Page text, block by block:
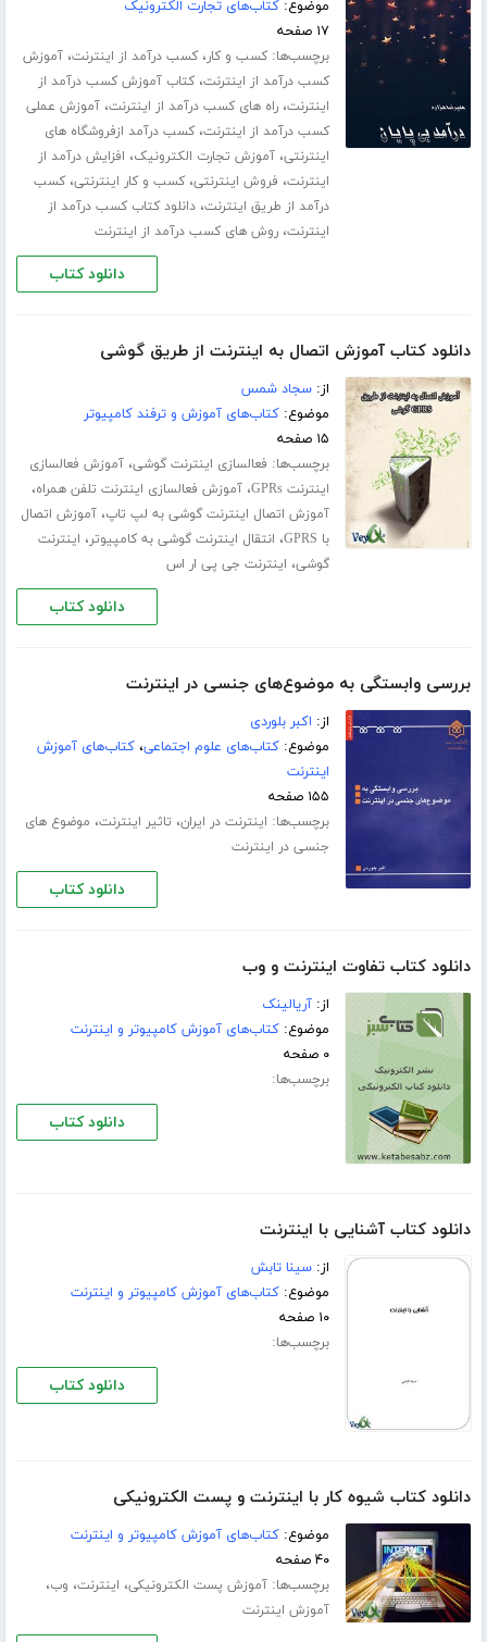
موضوع:کتاب‌های تجارت الکترونیک
۱۷ صفحه
برچسب‌ها:کسب و کار،کسب درآمد از اینترنت،آموزش
کسب درآمد از اینترنت،کتاب آموزش کسب درآمد از
اینترنت،راه های کسب درآمد از اینترنت،آموزش عملی
کسب درآمد از اینترنت،کسب درآمد ازفروشگاه های
اینترنتی،آموزش تجارت الکترونیک، افزایش درآمد از
اینترنت، فروش اینترنتی،کسب و کار اینترنتی،کسب
درآمد از طریق اینترنت،دانلود کتاب کسب درآمد از
اینترنت،روش های کسب درآمد از اینترنت
دانلود کتاب
دانلود کتاب آموزش اتصال به اینترنت از طریق گوشی
از:سجاد شمس
موضوع:کتاب‌های آموزش و ترفند کامپیوتر
۱۵ صفحه
برچسب‌ها: فعالسازی اینترنت گوشی،آموزش فعالسازی
اینترنت GPRs
،آموزش فعالسازی اینترنت تلفن همراه،
آموزش اتصال اینترنت گوشی به لپ تاپ،آموزش اتصال
با GPRS
، انتقال اینترنت گوشی به کامپیوتر، اینترنت
گوشی، اینترنت جی پی ار اس
دانلود کتاب
بررسی واب‍س‍ت‍گ‍ی‌ ب‍ه‌ م‍وض‍وع‌‌ه‍ای‌ ج‍ن‍س‍ی‌ در ای‍ن‍ت‍رن‍ت
از: اکبر بلوردی
موضوع:کتاب‌های علوم اجتماعی،کتاب‌های آموزش
اینترنت
۱۵۵ صفحه
برچسب‌ها: اینترنت در ایران، تاثیر اینترنت، موضوع های
جنسی در اینترنت
دانلود کتاب
دانلود کتاب تفاوت اینترنت و وب
از:آریالینک
موضوع:کتاب‌های آموزش کامپیوتر و اینترنت
۰ صفحه
برچسب‌ها:
دانلود کتاب
دانلود کتاب آشنایی با اینترنت
از:سینا تابش
موضوع:کتاب‌های آموزش کامپیوتر و اینترنت
۱۰ صفحه
برچسب‌ها:
دانلود کتاب
دانلود کتاب شیوه کار با اینترنت و پست الکترونیکی
موضوع:کتاب‌های آموزش کامپیوتر و اینترنت
۴۰ صفحه
برچسب‌ها:آموزش پست الکترونیکی، اینترنت، وب،
آموزش اینترنت